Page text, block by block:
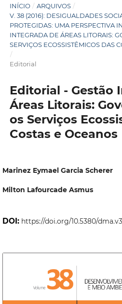
INÍCIO / ARQUIVOS /
V. 38 (2016): DESIGUALDADES
PROTEGIDAS: UMA PERSPECTIVA
INTEGRADA DE ÁREAS LITORAIS:
SERVIÇOS ECOSSISTÊMICOS DAS
/
Editorial
Editorial - Gestão
Áreas Litorais:
os Serviços
Costas e Oceanos
Marinez Eymael Garcia Scherer
Milton Lafourcade Asmus
DOI: https://doi.org/10.5380/